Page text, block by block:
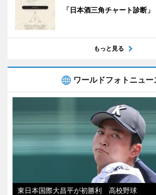
「日本酒三角チャート診断」
もっと見る
ワールドフォトニュー
東日本国際大昌平が初勝利 高校野球